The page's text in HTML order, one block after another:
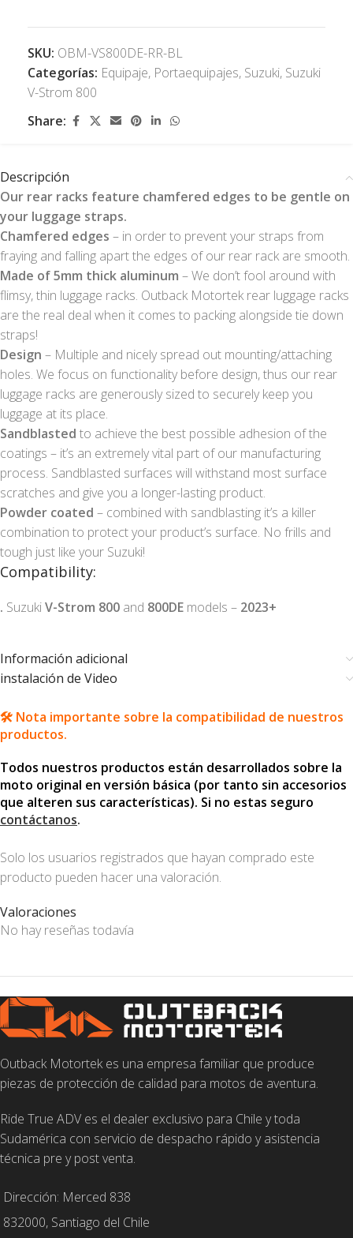
SKU: OBM-VS800DE-RR-BL
Categorías: Equipaje, Portaequipajes, Suzuki, Suzuki
V-Strom 800
Share:
Descripción
Our rear racks feature chamfered edges to be gentle on
your luggage straps.
Chamfered edges – in order to prevent your straps from
fraying and falling apart the edges of our rear rack are smooth.
Made of 5mm thick aluminum – We don’t fool around with
flimsy, thin luggage racks. Outback Motortek rear luggage racks
are the real deal when it comes to packing alongside tie down
straps!
Design – Multiple and nicely spread out mounting/attaching
holes. We focus on functionality before design, thus our rear
luggage racks are generously sized to securely keep you
luggage at its place.
Sandblasted to achieve the best possible adhesion of the
coatings – it’s an extremely vital part of our manufacturing
process. Sandblasted surfaces will withstand most surface
scratches and give you a longer-lasting product.
Powder coated – combined with sandblasting it’s a killer
combination to protect your product’s surface. No frills and
tough just like your Suzuki!
Compatibility:
. SuzukiV-Strom 800 and 800DE models – 2023+
Información adicional
instalación de Video
🛠️ Nota importante sobre la compatibilidad de nuestros
productos.
Todos nuestros productos están desarrollados sobre la
moto original en versión básica (por tanto sin accesorios
que alteren sus características). Si no estas seguro
contáctanos.
Valoraciones
No hay reseñas todavía
Solo los usuarios registrados que hayan comprado este
producto pueden hacer una valoración.
Outback Motortek es una empresa familiar que produce
piezas de protección de calidad para motos de aventura.
Ride True ADV es el dealer exclusivo para Chile y toda
Sudamérica con servicio de despacho rápido y asistencia
técnica pre y post venta.
Dirección: Merced 838
832000, Santiago del Chile